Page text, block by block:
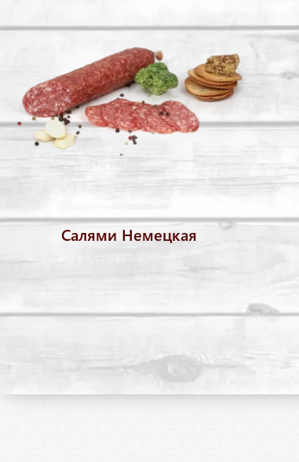
Салями Немецкая